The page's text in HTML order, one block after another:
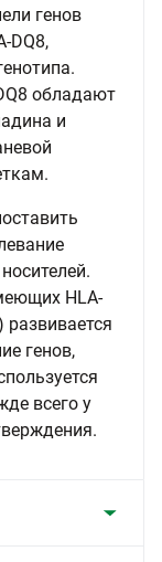
генов
DQ8,
обладают
и
HLA-
развивается
генов,
всего у